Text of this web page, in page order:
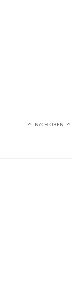
NACH OBEN